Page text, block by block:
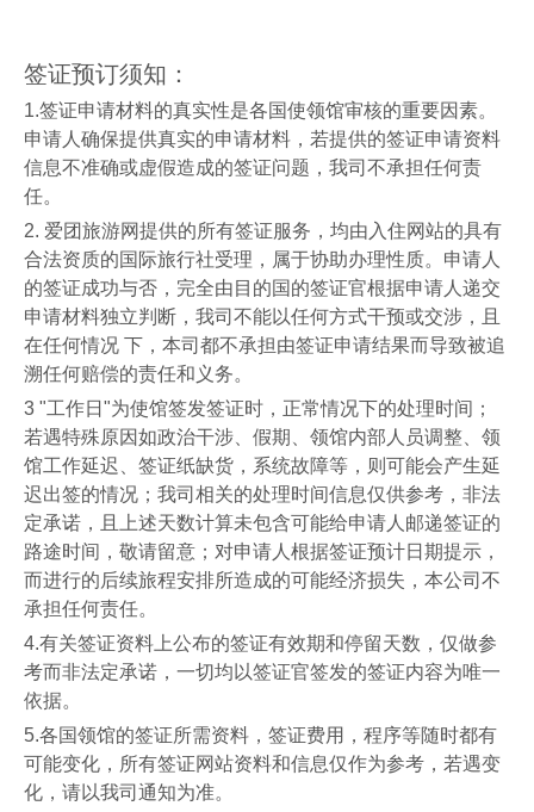
签证预订须知：
1.签证申请材料的真实性是各国使领馆审核的重要因素。
申请人确保提供真实的申请材料，若提供的签证申请资料
信息不准确或虚假造成的签证问题，我司不承担任何责
任。
2. 爱团旅游网提供的所有签证服务，均由入住网站的具有
合法资质的国际旅行社受理，属于协助办理性质。申请人
的签证成功与否，完全由目的国的签证官根据申请人递交
申请材料独立判断，我司不能以任何方式干预或交涉，且
在任何情况
下，本司都不承担由签证申请结果而导致被追
溯任何赔偿的责任和义务。
3 "工作日 "为使馆签发签证时，正常情况下的处理时间；
若遇特殊原因如政治干涉、假期、领馆内部人员调整、领
馆工作延迟、签证纸缺货，系统故障等，则可能会产生延
迟出签的情况；我司相关的处理时间信息仅供参考，非法
定承诺，且上述天数计算未包含可能给申请人邮递签证的
路途时间，敬请留意；对申请人根据签证预计日期提示，
而进行的后续旅程安排所造成的可能经济损失，本公司不
承担任何责任。
4.有关签证资料上公布的签证有效期和停留天数，仅做参
考而非法定承诺，一切均以签证官签发的签证内容为唯一
依据。
5.各国领馆的签证所需资料，签证费用，程序等随时都有
可能变化，所有签证网站资料和信息仅作为参考，若遇变
化，请以我司通知为准。